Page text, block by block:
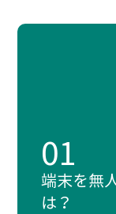
01
端末を無
は？